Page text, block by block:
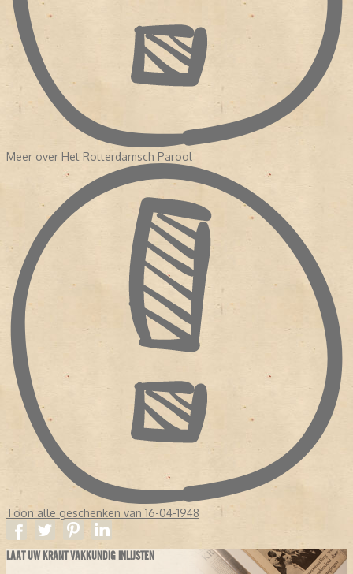
Meer over Het Rotterdamsch Parool
Toon alle geschenken van 16-04-1948
LAAT UW KRANT VAKKUNDIG INLIJSTEN